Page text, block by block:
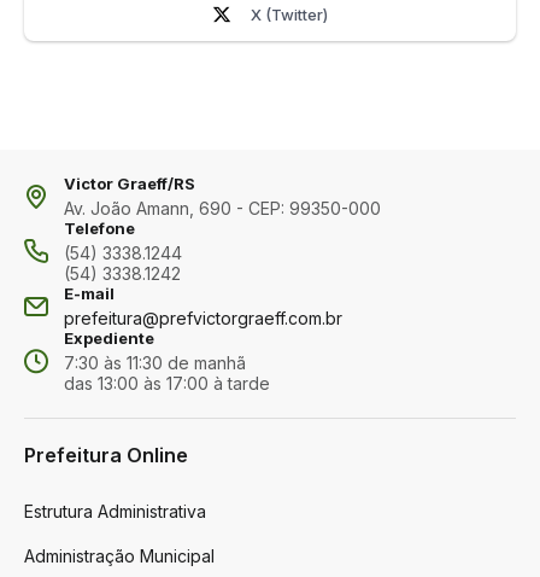
X (Twitter)
Victor Graeff/RS
Av. João Amann, 690 - CEP: 99350-000
Telefone
(54) 3338.1244
(54) 3338.1242
E-mail
prefeitura@prefvictorgraeff.com.br
Expediente
7:30 às 11:30 de manhã
das 13:00 às 17:00 à tarde
Prefeitura Online
Estrutura Administrativa
Administração Municipal